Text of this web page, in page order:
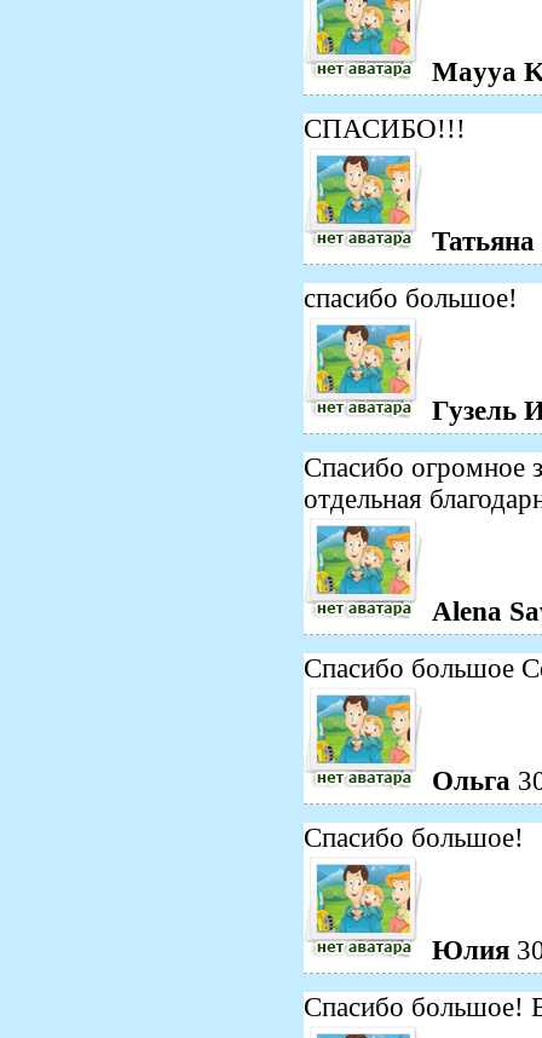
Mayya
СПАСИБО!!!
спасибо большое!
Гузель
Спасибо огромное
отдельная
Alena
Спасибо большое
Ольга
Спасибо большое!
Юлия
Спасибо большое!